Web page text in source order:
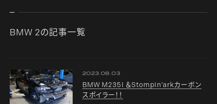
BMW 2の記事一覧
2023.08.03
BMW M235I ＆Stompin’arkカーボン
スポイラー！！